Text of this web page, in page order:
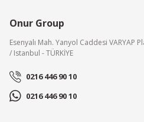
Olefini
Olefini L-22 Endüstriyel Tip Isıtıcısız
Onur Group
Esenyalı Mah. Yanyol Caddesi VARYAP
/ Istanbul - TÜRKİYE
0216 446 90 10
0216 446 90 10